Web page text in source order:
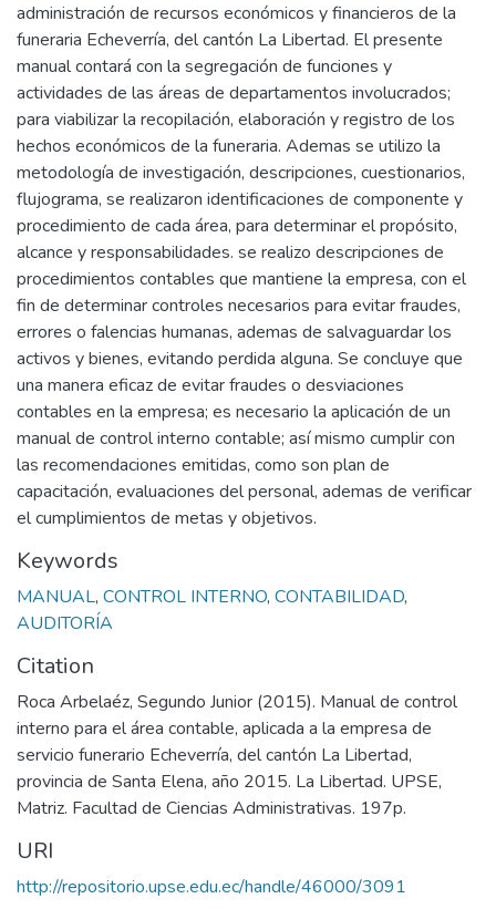
administración de recursos económicos y financieros de la
funeraria Echeverría, del cantón La Libertad. El presente
manual contará con la segregación de funciones y
actividades de las áreas de departamentos involucrados;
para viabilizar la recopilación, elaboración y registro de los
hechos económicos de la funeraria. Ademas se utilizo la
metodología de investigación, descripciones, cuestionarios,
flujograma, se realizaron identificaciones de componente y
procedimiento de cada área, para determinar el propósito,
alcance y responsabilidades. se realizo descripciones de
procedimientos contables que mantiene la empresa, con el
fin de determinar controles necesarios para evitar fraudes,
errores o falencias humanas, ademas de salvaguardar los
activos y bienes, evitando perdida alguna. Se concluye que
una manera eficaz de evitar fraudes o desviaciones
contables en la empresa; es necesario la aplicación de un
manual de control interno contable; así mismo cumplir con
las recomendaciones emitidas, como son plan de
capacitación, evaluaciones del personal, ademas de verificar
el cumplimientos de metas y objetivos.
Keywords
MANUAL, CONTROL INTERNO, CONTABILIDAD,
AUDITORÍA
Citation
Roca Arbelaéz, Segundo Junior (2015). Manual de control
interno para el área contable, aplicada a la empresa de
servicio funerario Echeverría, del cantón La Libertad,
provincia de Santa Elena, año 2015. La Libertad. UPSE,
Matriz. Facultad de Ciencias Administrativas. 197p.
URI
http://repositorio.upse.edu.ec/handle/46000/3091